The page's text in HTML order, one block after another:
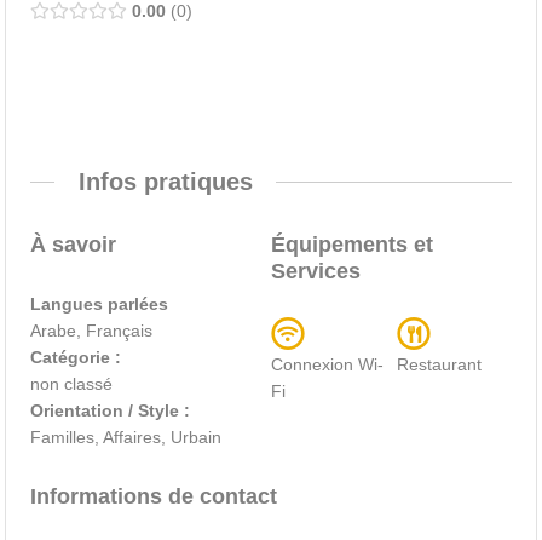
0.00 0
Infos pratiques
À savoir
Langues parlées
Arabe, Français
Catégorie :
non classé
Orientation / Style :
Familles, Affaires, Urbain
Équipements et
Services
Connexion Wi-
Fi
Restaurant
Informations de contact